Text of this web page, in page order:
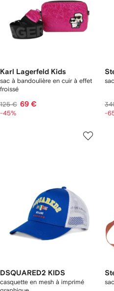
Karl Lagerfeld Kids
sac à bandoulière en cuir à effet
froissé
125 € 69 €
-45% -
DSQUARED2 KIDS
casquette en mesh à imprimé